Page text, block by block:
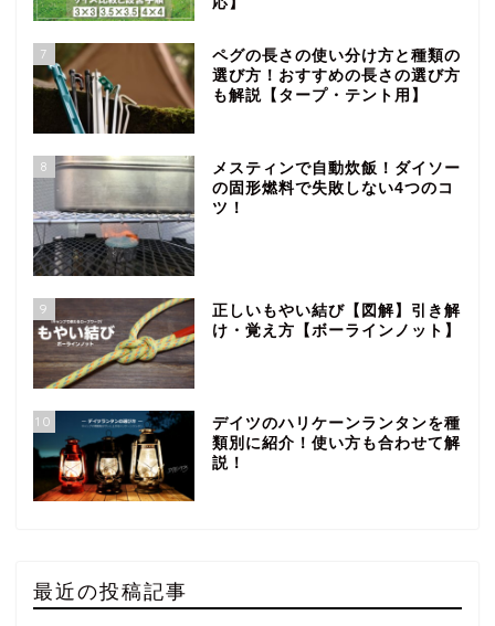
7
ペグの長さの使い分け方と種類の
選び方！おすすめの長さの選び方
も解説【タープ・テント用】
8
メスティンで自動炊飯！ダイソー
の固形燃料で失敗しない4つのコ
ツ！
9
正しいもやい結び【図解】引き解
け・覚え方【ボーラインノット】
10
デイツのハリケーンランタンを種
類別に紹介！使い方も合わせて解
説！
最近の投稿記事